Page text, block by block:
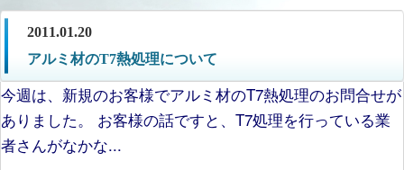
2011.01.20
アルミ材のT7熱処理について
今週は、新規のお客様でアルミ材のT7熱処理のお問合せが
ありました。 お客様の話ですと、T7処理を行っている業
者さんがなかな...